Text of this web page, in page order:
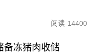
阅读 14400
备冻猪肉收储